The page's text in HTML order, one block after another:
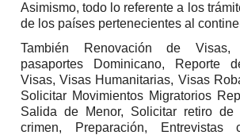
Asimismo, todo lo referente a los
de los países pertenecientes al
También Renovación de Visas,
pasaportes Dominicano, Reporte
Visas, Visas Humanitarias, Visas
Solicitar Movimientos Migratorios
Salida de Menor, Solicitar retiro
crimen, Preparación,